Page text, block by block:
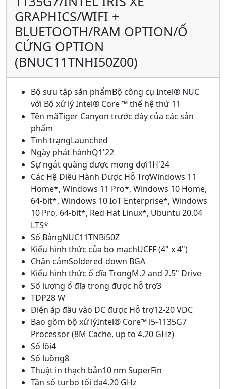
GRAPHICS/WIFI +
BLUETOOTH/RAM OPTION/Ổ
CỨNG OPTION
(BNUC11TNHI50Z00)
Bộ sưu tập sản phẩmBộ công cụ Intel® NUC
với Bộ xử lý Intel® Core ™ thế hệ thứ 11
Tên mãTiger Canyon trước đây của các sản
phẩm
Tình trạngLaunched
Ngày phát hànhQ1'22
Sự ngắt quãng được mong đợi1H'24
Các Hệ Điều Hành Được Hỗ TrợWindows 11
Home*, Windows 11 Pro*, Windows 10 Home,
64-bit*, Windows 10 IoT Enterprise*, Windows
10 Pro, 64-bit*, Red Hat Linux*, Ubuntu 20.04
LTS*
Số BảngNUC11TNBi50Z
Kiểu hình thức của bo mạchUCFF (4" x 4")
Chân cắmSoldered-down BGA
Kiểu hình thức ổ đĩa TrongM.2 and 2.5" Drive
Số lượng ổ đĩa trong được hỗ trợ3
TDP28 W
Điện áp đầu vào DC được Hỗ trợ12-20 VDC
Bao gồm bộ xử lýIntel® Core™ i5-1135G7
Processor (8M Cache, up to 4.20 GHz)
Số lõi4
Số luồng8
Thuật in thạch bản10 nm SuperFin
Tần số turbo tối đa4.20 GHz